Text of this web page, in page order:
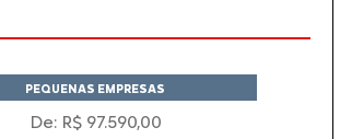
PEQUENAS EMPRESAS
De: R$ 97.590,00